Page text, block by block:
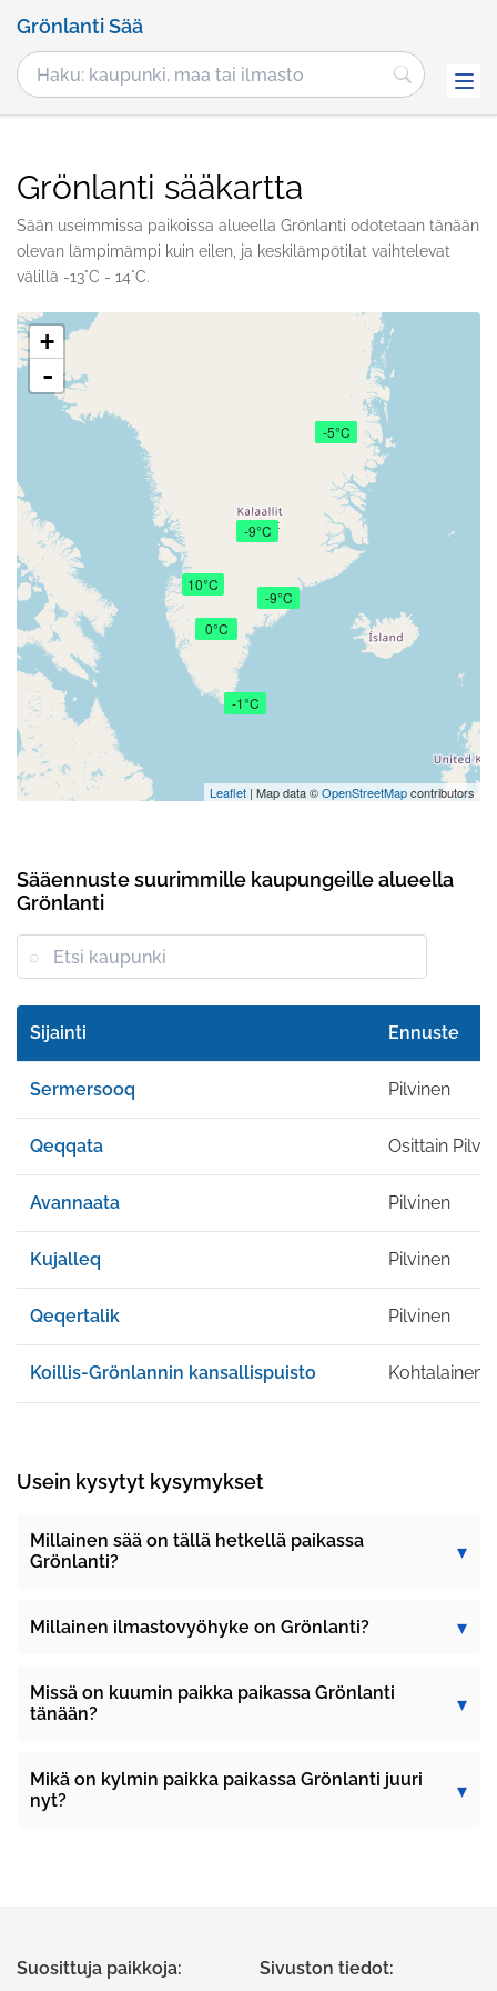
Grönlanti Sää
Grönlanti sääkartta
Sään useimmissa paikoissa alueella Grönlanti odotetaan tänään
olevan lämpimämpi kuin eilen, ja keskilämpötilat vaihtelevat
välillä -13°C - 14°C.
-9°C
0°C
-9°C
-1°C
10°C
-5°C
+
-
Leaflet | Map data ©OpenStreetMapcontributors
Sääennuste suurimmille kaupungeille alueella
Grönlanti
Sijainti Ennuste
Sermersooq Pilvinen
Qeqqata Osittain
Avannaata Pilvinen
Kujalleq Pilvinen
Qeqertalik Pilvinen
Koillis-Grönlannin kansallispuisto Kohtalainen
Usein kysytyt kysymykset
Millainen sää on tällä hetkellä paikassa
Grönlanti?
Millainen ilmastovyöhyke on Grönlanti?
Missä on kuumin paikka paikassa Grönlanti
tänään?
Mikä on kylmin paikka paikassa Grönlanti juuri
nyt?
Suosittuja paikkoja: Sivuston tiedot: